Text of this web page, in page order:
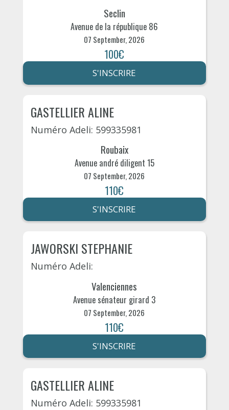
Seclin
Avenue de la république 86
07 September, 2026
100€
S'INSCRIRE
GASTELLIER ALINE
Numéro Adeli: 599335981
Roubaix
Avenue andré diligent 15
07 September, 2026
110€
S'INSCRIRE
JAWORSKI STEPHANIE
Numéro Adeli:
Valenciennes
Avenue sénateur girard 3
07 September, 2026
110€
S'INSCRIRE
GASTELLIER ALINE
Numéro Adeli: 599335981